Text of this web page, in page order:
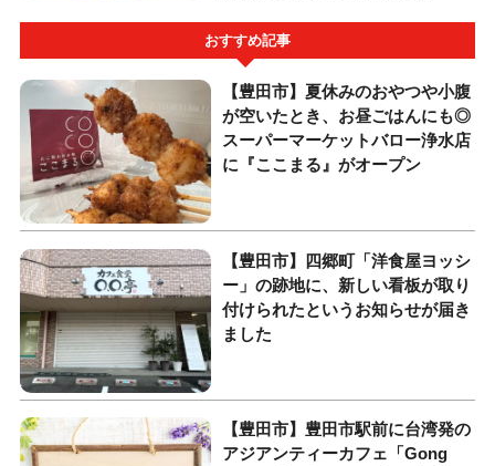
おすすめ記事
【豊田市】夏休みのおやつや小腹
が空いたとき、お昼ごはんにも◎
スーパーマーケットバロー浄水店
に『ここまる』がオープン
【豊田市】四郷町「洋食屋ヨッシ
ー」の跡地に、新しい看板が取り
付けられたというお知らせが届き
ました
【豊田市】豊田市駅前に台湾発の
アジアンティーカフェ「Gong